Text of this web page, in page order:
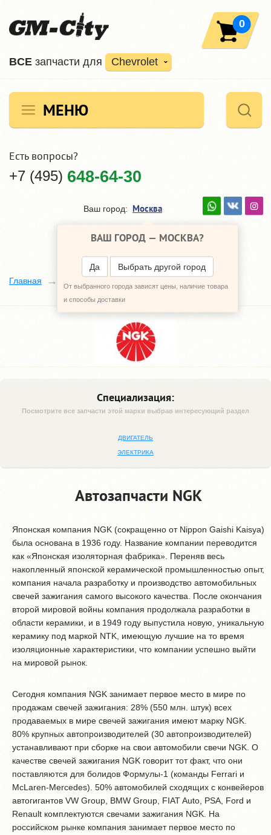
ВCE запчасти для Chevrolet
0
МЕНЮ
Есть вопросы?
+7 (495) 648-64-30
Ваш город: Москва
ВАШ ГОРОД — МОСКВА?
Да Выбрать другой город
От выбранного города зависят цены, наличие товара
и способы доставки
Главная NGK
Специализация:
Посмотрите все запчасти этой марки выбрав интересующий раздел
ДВИГАТЕЛЬ
ЭЛЕКТРИКА
Автозапчасти NGK
Японская компания NGK (сокращенно от Nippon Gaishi Kaisya)
была основана в 1936 году. Название компании переводится
как «Японская изоляторная фабрика». Переняв весь
накопленный японской керамической промышленностью опыт,
компания начала разработку и производство автомобильных
свечей зажигания самого высокого качества. После окончания
второй мировой войны компания продолжала разработки в
области керамики, и в 1949 году выпустила новую, уникальную
керамику под маркой NTK, имеющую лучшие на то время
изоляционные характеристики, что компании успешно выйти
на мировой рынок.
Сегодня компания NGK занимает первое место в мире по
продажам свечей зажигания: 28% (550 млн. штук) всех
продаваемых в мире свечей зажигания имеют марку NGK.
80% крупных автопроизводителей (30 автопроизводителей)
устанавливают при сборке на свои автомобили свечи NGK. О
качестве свечей зажигания NGK говорит тот факт, что они
поставляются для болидов Формулы-1 (команды Ferrari и
McLaren-Mercedes). 50% автомобилей сходящих с конвейеров
автогигантов VW Group, BMW Group, FIAT Auto, PSA, Ford и
Renault комплектуются свечами зажигания NGK. На
российском рынке компания занимает первое место по